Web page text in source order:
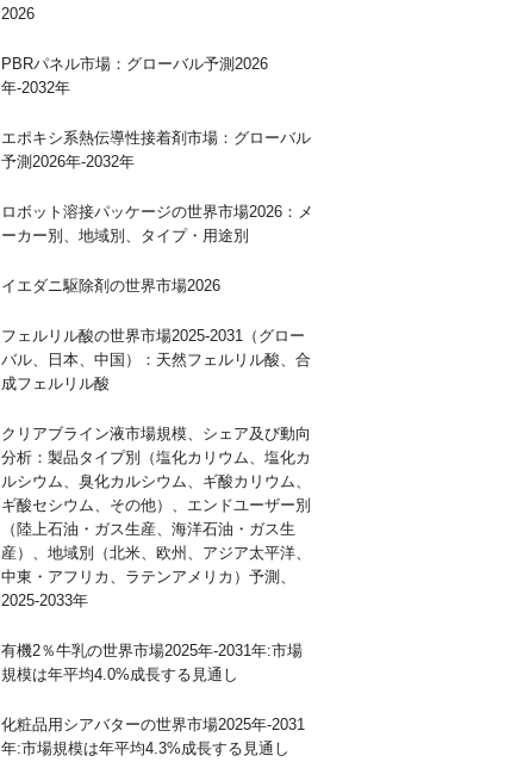
2026
PBRパネル市場：グローバル予測2026
年-2032年
エポキシ系熱伝導性接着剤市場：グローバル
予測2026年-2032年
ロボット溶接パッケージの世界市場2026：メ
ーカー別、地域別、タイプ・用途別
イエダニ駆除剤の世界市場2026
フェルリル酸の世界市場2025-2031（グロー
バル、日本、中国）：天然フェルリル酸、合
成フェルリル酸
クリアブライン液市場規模、シェア及び動向
分析：製品タイプ別（塩化カリウム、塩化カ
ルシウム、臭化カルシウム、ギ酸カリウム、
ギ酸セシウム、その他）、エンドユーザー別
（陸上石油・ガス生産、海洋石油・ガス生
産）、地域別（北米、欧州、アジア太平洋、
中東・アフリカ、ラテンアメリカ）予測、
2025-2033年
有機2％牛乳の世界市場2025年-2031年:市場
規模は年平均4.0%成長する見通し
化粧品用シアバターの世界市場2025年-2031
年:市場規模は年平均4.3%成長する見通し